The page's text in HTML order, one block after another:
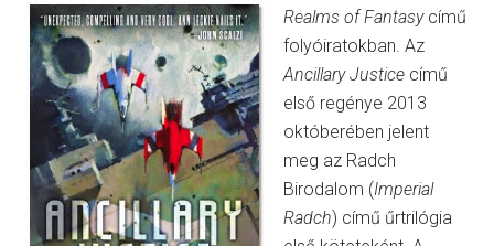
Realms of Fantasycímű
folyóiratokban. Az
Ancillary Justicecímű
első regénye 2013
októberében jelent
meg az Radch
Birodalom (Imperial
Radch) című űrtrilógia